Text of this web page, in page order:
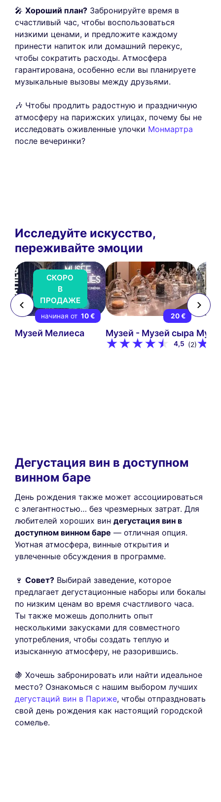
🎤 Хороший план? Забронируйте время в
счастливый час, чтобы воспользоваться
низкими ценами, и предложите каждому
принести напиток или домашний перекус,
чтобы сократить расходы. Атмосфера
гарантирована, особенно если вы планируете
музыкальные вызовы между друзьями.
🎶 Чтобы продлить радостную и праздничную
атмосферу на парижских улицах, почему бы не
исследовать оживленные улочки Монмартра
после вечеринки?
Исследуйте искусство,
переживайте эмоции
СКОРО
В
ПРОДАЖЕ
начиная от 10 €
Музей Мелиеса
20 €
Музей - Музей сыра
4,5 (2)
Дегустация вин в доступном
винном баре
День рождения также может ассоциироваться
с элегантностью… без чрезмерных затрат. Для
любителей хороших вин дегустация вин в
доступном винном баре — отличная опция.
Уютная атмосфера, винные открытия и
увлеченные обсуждения в программе.
🍷 Совет? Выбирай заведение, которое
предлагает дегустационные наборы или бокалы
по низким ценам во время счастливого часа.
Ты также можешь дополнить опыт
несколькими закусками для совместного
употребления, чтобы создать теплую и
изысканную атмосферу, не разорившись.
🍇 Хочешь забронировать или найти идеальное
место? Ознакомься с нашим выбором лучших
дегустаций вин в Париже, чтобы отпраздновать
свой день рождения как настоящий городской
сомелье.